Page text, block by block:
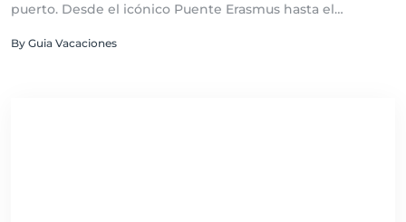
puerto. Desde el icónico Puente Erasmus hasta el
encanto.
By Guia Vacaciones